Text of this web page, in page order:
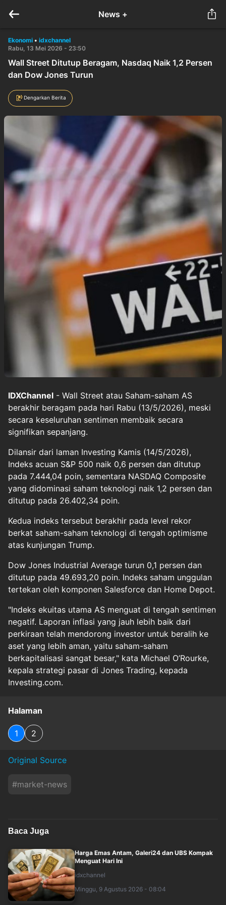
News +
Ekonomi • idxchannel
Rabu, 13 Mei 2026 - 23:50
Wall Street Ditutup Beragam, Nasdaq Naik 1,2 Persen
dan Dow Jones Turun
Dengarkan Berita
IDXChannel - Wall Street atau Saham-saham AS
berakhir beragam pada hari Rabu (13/5/2026), meski
secara keseluruhan sentimen membaik secara
signifikan sepanjang.
Dilansir dari laman Investing Kamis (14/5/2026),
Indeks acuan S&P 500 naik 0,6 persen dan ditutup
pada 7.444,04 poin, sementara NASDAQ Composite
yang didominasi saham teknologi naik 1,2 persen dan
ditutup pada 26.402,34 poin.
Kedua indeks tersebut berakhir pada level rekor
berkat saham-saham teknologi di tengah optimisme
atas kunjungan Trump.
Dow Jones Industrial Average turun 0,1 persen dan
ditutup pada 49.693,20 poin. Indeks saham unggulan
tertekan oleh komponen Salesforce dan Home Depot.
"Indeks ekuitas utama AS menguat di tengah sentimen
negatif. Laporan inflasi yang jauh lebih baik dari
perkiraan telah mendorong investor untuk beralih ke
aset yang lebih aman, yaitu saham-saham
berkapitalisasi sangat besar," kata Michael O’Rourke,
kepala strategi pasar di Jones Trading, kepada
Investing.com.
Halaman
1 2
Original Source
#market-news
Baca Juga
Harga Emas Antam, Galeri24 dan UBS Kompak
Menguat Hari Ini
idxchannel
Minggu, 9 Agustus 2026 - 08:04